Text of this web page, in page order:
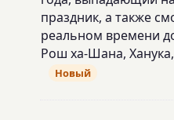
праздник, а также
реальном времени
Рош ха-Шана,
Новый